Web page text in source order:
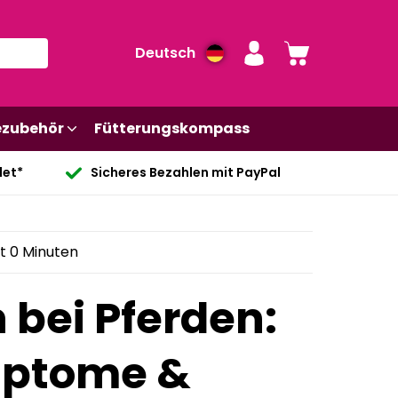
Deutsch
Fütterungskompass
Sicheres Bezahlen mit PayPal
0 Minuten
Pferden:
&